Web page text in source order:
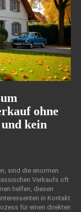
ohne
kein
sind die enormen
Verkaufs oft
helfen, diesen
in Kontakt
für einen direkten